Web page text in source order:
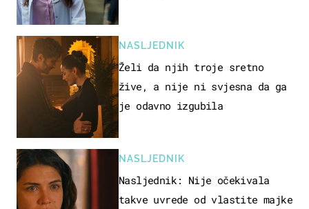
NASLJEDNIK
Želi da njih troje sretno
žive, a nije ni svjesna da ga
je odavno izgubila
NASLJEDNIK
Nasljednik: Nije očekivala
takve uvrede od vlastite majke